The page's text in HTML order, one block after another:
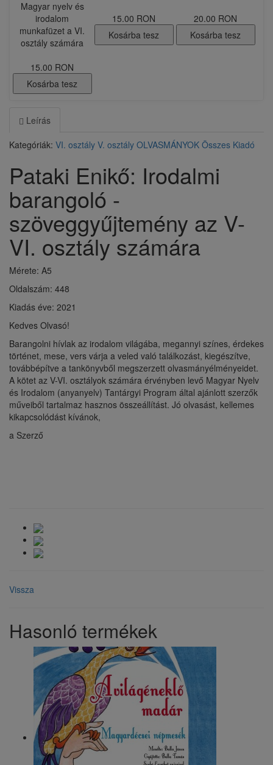
Magyar nyelv és
irodalom
munkafüzet a VI.
osztály számára
15.00 RON
Kosárba tesz
15.00 RON
Kosárba tesz
20.00 RON
Kosárba tesz
Leírás
Kategóriák: VI. osztály V. osztály OLVASMÁNYOK Összes Kiadó
Pataki Enikő: Irodalmi
barangoló -
szöveggyűjtemény az V-
VI. osztály számára
Mérete: A5
Oldalszám: 448
Kiadás éve: 2021
Kedves Olvasó!
Barangolni hívlak az irodalom világába, megannyi színes, érdekes
történet, mese, vers várja a veled való találkozást, kiegészítve,
továbbépítve a tankönyvből megszerzett olvasmányélményeidet.
A kötet az V-VI. osztályok számára érvényben levő Magyar Nyelv
és Irodalom (anyanyelv) Tantárgyi Program által ajánlott szerzők
műveiből tartalmaz hasznos összeállítást. Jó olvasást, kellemes
kikapcsolódást kívánok,
a Szerző
Vissza
Hasonló termékek